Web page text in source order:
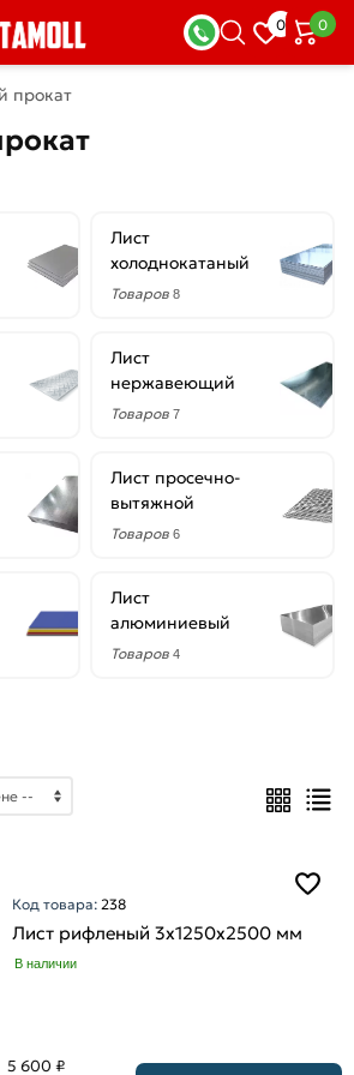
0 0
прокат
Лист
холоднокатаный
Товаров 8
Лист
нержавеющий
Товаров 7
Лист просечно-
вытяжной
Товаров 6
Лист
алюминиевый
Товаров 4
Код товара: 238
Лист рифленый 3х1250х2500 мм
В наличии
5 600 ₽